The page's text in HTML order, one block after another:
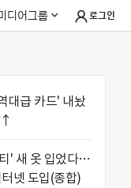
디어그룹 로그인